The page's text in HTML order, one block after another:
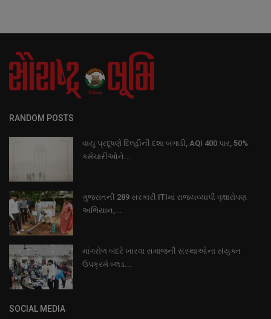
RANDOM POSTS
વાયુ પ્રદૂષણે દિલ્હીની દશા બગાડી, AQI 400 પાર, 50%
કર્મચારીઓને...
ગુજરાતની 289 સરકારી ITIમાં રાજ્યવ્યાપી વૃક્ષારોપણ
અભિયાન,...
માંગરોળ બંદરે ખારવા સમાજની સંસ્થાઓના સંયુક્ત
ઉપક્રમે બ્લડ...
SOCIAL MEDIA